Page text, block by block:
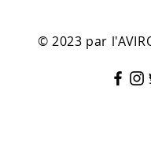
© 2023 par